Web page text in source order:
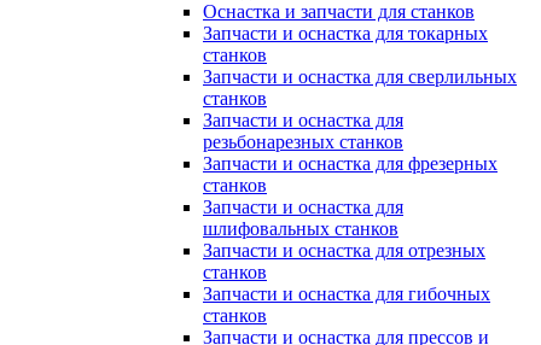
Оснастка и запчасти для станков
Запчасти и оснастка для токарных
станков
Запчасти и оснастка для сверлильных
станков
Запчасти и оснастка для
резьбонарезных станков
Запчасти и оснастка для фрезерных
станков
Запчасти и оснастка для
шлифовальных станков
Запчасти и оснастка для отрезных
станков
Запчасти и оснастка для гибочных
станков
Запчасти и оснастка для прессов и